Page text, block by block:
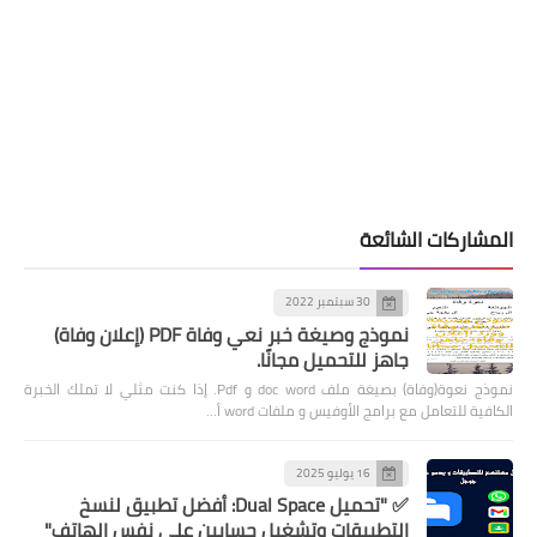
المشاركات الشائعة
30 سبتمبر 2022
نموذج وصيغة خبر نعي وفاة PDF (إعلان وفاة)
جاهز للتحميل مجانًا.
نموذج نعوة(وفاة) بصيغة ملف doc word و Pdf. إذا كنت مثلي لا تملك الخبرة
الكافية للتعامل مع برامج الأوفيس و ملفات word أ…
16 يوليو 2025
✅ "تحميل Dual Space: أفضل تطبيق لنسخ